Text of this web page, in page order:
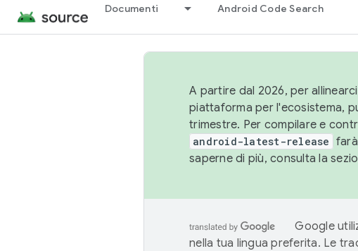
Documenti Android Code Search
A partire dal 2026, per
piattaforma per l'ecosistema,
trimestre. Per compilare e
android-latest-release
saperne di più, consulta la
Google
nella tua lingua preferita. Le